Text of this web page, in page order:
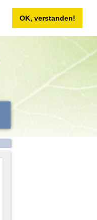
OK, verstanden!